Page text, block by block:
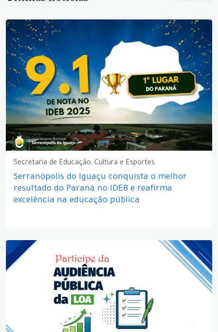
Secretaria de Educação, Cultura e Esportes
Serranópolis do Iguaçu conquista o melhor
resultado do Paraná no IDEB e reafirma
excelência na educação pública